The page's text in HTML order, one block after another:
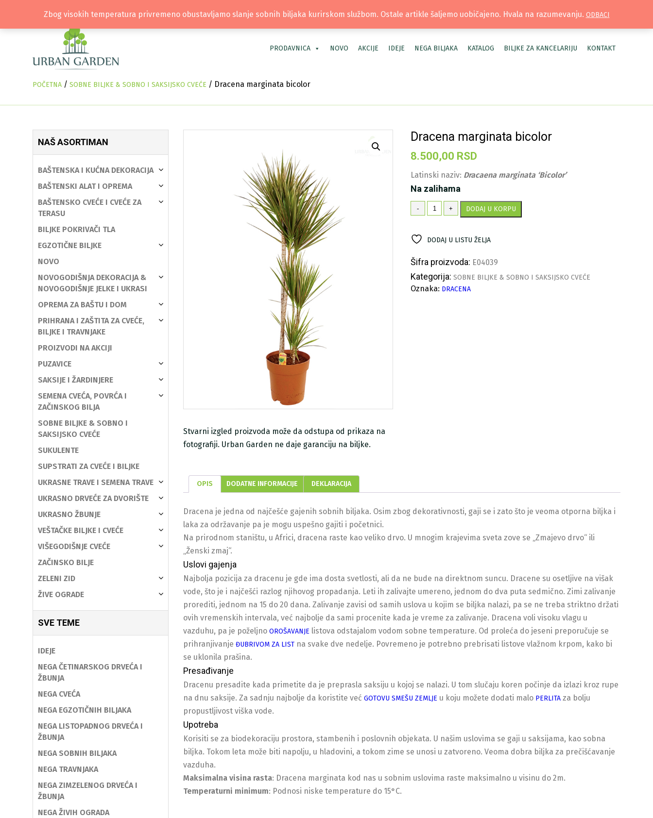
TEL: +381 66 40 40 30 | LOKACIJA: OSTRUŽNICA | MOJ NALOG
PRODAVNICA NOVO AKCIJE IDEJE NEGA BILJAKA KATALOG BILJKE ZA KANCELARIJU KONTAKT
POČETNA / SOBNE BILJKE & SOBNO I SAKSIJSKO CVEĆE / Dracena marginata bicolor
NAŠ ASORTIMAN
BAŠTENSKA I KUĆNA DEKORACIJA
BAŠTENSKI ALAT I OPREMA
BAŠTENSKO CVEĆE I CVEĆE ZA
TERASU
BILJKE POKRIVAČI TLA
EGZOTIČNE BILJKE
NOVO
NOVOGODIŠNJA DEKORACIJA &
NOVOGODIŠNJE JELKE I UKRASI
OPREMA ZA BAŠTU I DOM
PRIHRANA I ZAŠTITA ZA CVEĆE,
BILJKE I TRAVNJAKE
PROIZVODI NA AKCIJI
PUZAVICE
SAKSIJE I ŽARDINJERE
SEMENA CVEĆA, POVRĆA I
ZAČINSKOG BILJA
SOBNE BILJKE & SOBNO I
SAKSIJSKO CVEĆE
SUKULENTE
SUPSTRATI ZA CVEĆE I BILJKE
UKRASNE TRAVE I SEMENA TRAVE
UKRASNO DRVEĆE ZA DVORIŠTE
UKRASNO ŽBUNJE
VEŠTAČKE BILJKE I CVEĆE
VIŠEGODIŠNJE CVEĆE
ZAČINSKO BILJE
ZELENI ZID
ŽIVE OGRADE
SVE TEME
IDEJE
NEGA ČETINARSKOG DRVEĆA I
ŽBUNJA
NEGA CVEĆA
NEGA EGZOTIČNIH BILJAKA
NEGA LISTOPADNOG DRVEĆA I
ŽBUNJA
NEGA SOBNIH BILJAKA
NEGA TRAVNJAKA
NEGA ZIMZELENOG DRVEĆA I
ŽBUNJA
NEGA ŽIVIH OGRADA
Dracena marginata bicolor
8.500,00 RSD
Latinski naziv: Dracaena marginata ‘Bicolor’
Na zalihama
-
Dracena
marginata
+ DODAJ U KORPU
DODAJ U LISTU ŽELJA
Šifra proizvoda: E04039
Kategorija: SOBNE BILJKE & SOBNO I SAKSIJSKO CVEĆE
Oznaka: DRACENA
Stvarni izgled proizvoda može da odstupa od prikaza na
fotografiji. Urban Garden ne daje garanciju na biljke.
OPIS DODATNE INFORMACIJE DEKLARACIJA
Dracena je jedna od najčešće gajenih sobnih biljaka. Osim zbog dekorativnosti, gaji se i zato što je veoma otporna biljka i
laka za održavanje pa je mogu uspešno gajiti i početnici.
Na prirodnom staništu, u Africi, dracena raste kao veliko drvo. U mnogim krajevima sveta zove se „Zmajevo drvo“ ili
„Ženski zmaj“.
Uslovi gajenja
Najbolja pozicija za dracenu je gde ima dosta svetlosti, ali da ne bude na direktnom suncu. Dracene su osetljive na višak
vode, što je i najčešći razlog njihovog propadanja. Leti ih zalivajte umereno, jednom do dva puta sedmično. Zimi zalivanje
prorediti, jednom na 15 do 20 dana. Zalivanje zavisi od samih uslova u kojim se biljka nalazi, pa se ne treba striktno držati
ovih vremenskih intervala, već najbolje da sami procenite kada je vreme za zalivanje. Dracena voli visoku vlagu u
vazduhu, pa je poželjno OROŠAVANJE listova odstajalom vodom sobne temperature. Od proleća do jeseni preporučuje se
prihranjivanje ĐUBRIVOM ZA LIST na svake dve nedelje. Povremeno je potrebno prebrisati listove vlažnom krpom, kako bi
se uklonila prašina.
Presađivanje
Dracenu presadite kada primetite da je preprasla saksiju u kojoj se nalazi. U tom slučaju koren počinje da izlazi kroz rupe
na dnu saksije. Za sadnju najbolje da koristite već GOTOVU SMEŠU ZEMLJE u koju možete dodati malo PERLITA za bolju
propustljivost viška vode.
Upotreba
Korisiti se za biodekoraciju prostora, stambenih i poslovnih objekata. U našim uslovima se gaji u saksijama, kao sobna
biljka. Tokom leta može biti napolju, u hladovini, a tokom zime se unosi u zatvoreno. Veoma dobra biljka za prečišćavanje
vazduha.
Maksimalna visina rasta: Dracena marginata kod nas u sobnim uslovima raste maksimalno u visinu do 2m.
Temperaturni minimum: Podnosi niske temperature do 15°C.
Zbog visokih temperatura privremeno obustavljamo slanje sobnih biljaka kurirskom službom. Ostale artikle šaljemo uobičajeno. Hvala na razumevanju. ODBACI